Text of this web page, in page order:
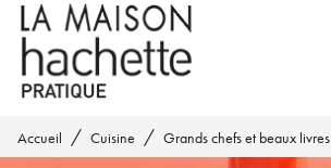
MENU RECHERCHE
PIED DE PAGE
Accueil / Cuisine / Grands chefs et beaux livres